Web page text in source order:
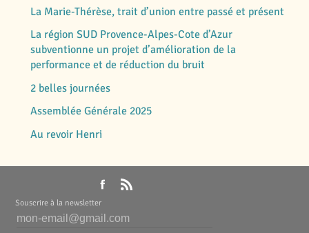
La Marie-Thérèse, trait d’union entre passé et présent
La région SUD Provence-Alpes-Cote d’Azur
subventionne un projet d’amélioration de la
performance et de réduction du bruit
2 belles journées
Assemblée Générale 2025
Au revoir Henri
Souscrire à la newsletter